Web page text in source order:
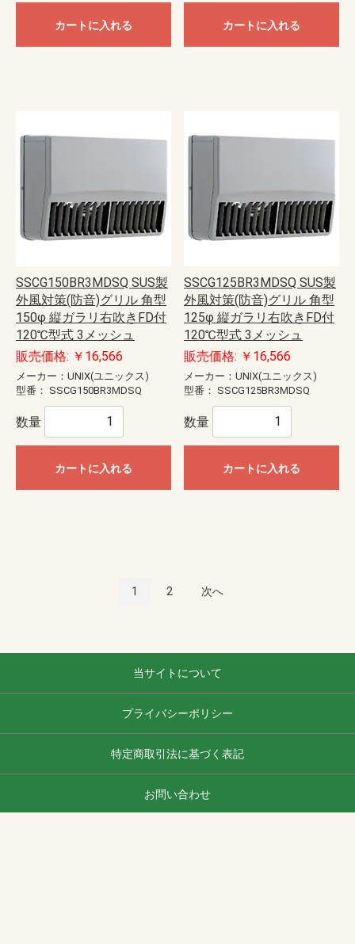
カートに入れる カートに入れる
SSCG150BR3MDSQ SUS製
外風対策(防音)グリル 角型
150φ 縦ガラリ右吹きFD付
120℃型式 3メッシュ
販売価格: ￥16,566
メーカー：UNIX(ユニックス)
型番： SSCG150BR3MDSQ
数量
カートに入れる
SSCG125BR3MDSQ SUS製
外風対策(防音)グリル 角型
125φ 縦ガラリ右吹きFD付
120℃型式 3メッシュ
販売価格: ￥16,566
メーカー：UNIX(ユニックス)
型番： SSCG125BR3MDSQ
数量
カートに入れる
1 2 次へ
当サイトについて
プライバシーポリシー
特定商取引法に基づく表記
お問い合わせ